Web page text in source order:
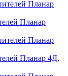
Планар
Планар 4Д,